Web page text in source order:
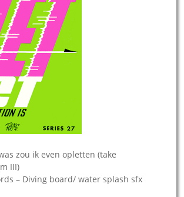
zou ik even opletten (take
III)
– Diving board/ water splash sfx